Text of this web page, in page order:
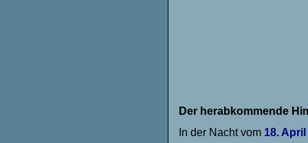
Der herabkommende
In der Nacht vom 18. April